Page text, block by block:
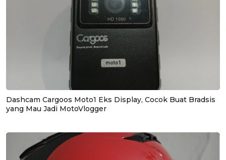
Dashcam Cargoos Moto1 Eks Display, Cocok Buat Bradsis
yang Mau Jadi MotoVlogger